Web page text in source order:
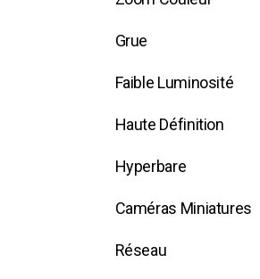
Grue
Faible Luminosité
Haute Définition
Hyperbare
Caméras Miniatures
Réseau